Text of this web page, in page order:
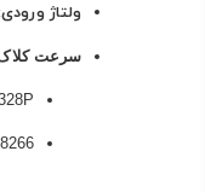
ولتاژ ورودی: 7-12V (ولتاژ پیشنهادی 9 ولت)
سرعت